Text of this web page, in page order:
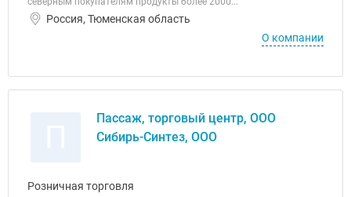
Россия, Тюменская область
О компании
Пассаж, торговый центр, ООО
Сибирь-Синтез, ООО
Розничная торговля